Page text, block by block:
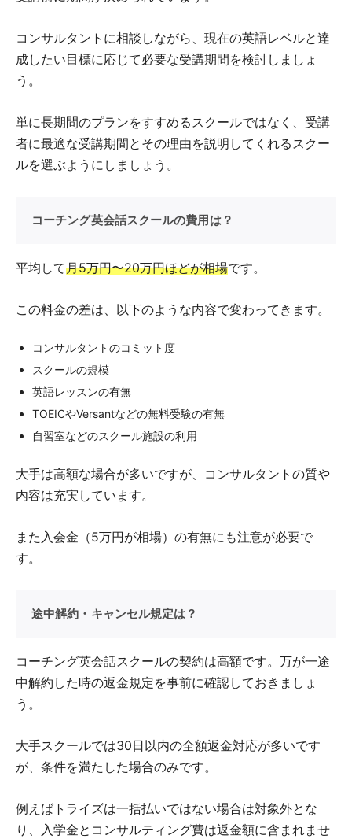
コンサルタントに相談しながら、現在の英語レベルと達
成したい目標に応じて必要な受講期間を検討しましょ
う。
単に長期間のプランをすすめるスクールではなく、受講
者に最適な受講期間とその理由を説明してくれるスクー
ルを選ぶようにしましょう。
コーチング英会話スクールの費用は？
平均して月5万円〜20万円ほどが相場です。
この料金の差は、以下のような内容で変わってきます。
コンサルタントのコミット度
スクールの規模
英語レッスンの有無
TOEICやVersantなどの無料受験の有無
自習室などのスクール施設の利用
大手は高額な場合が多いですが、コンサルタントの質や
内容は充実しています。
また入会金（5万円が相場）の有無にも注意が必要で
す。
途中解約・キャンセル規定は？
コーチング英会話スクールの契約は高額です。万が一途
中解約した時の返金規定を事前に確認しておきましょ
う。
大手スクールでは30日以内の全額返金対応が多いです
が、条件を満たした場合のみです。
例えばトライズは一括払いではない場合は対象外とな
り、入学金とコンサルティング費は返金額に含まれませ